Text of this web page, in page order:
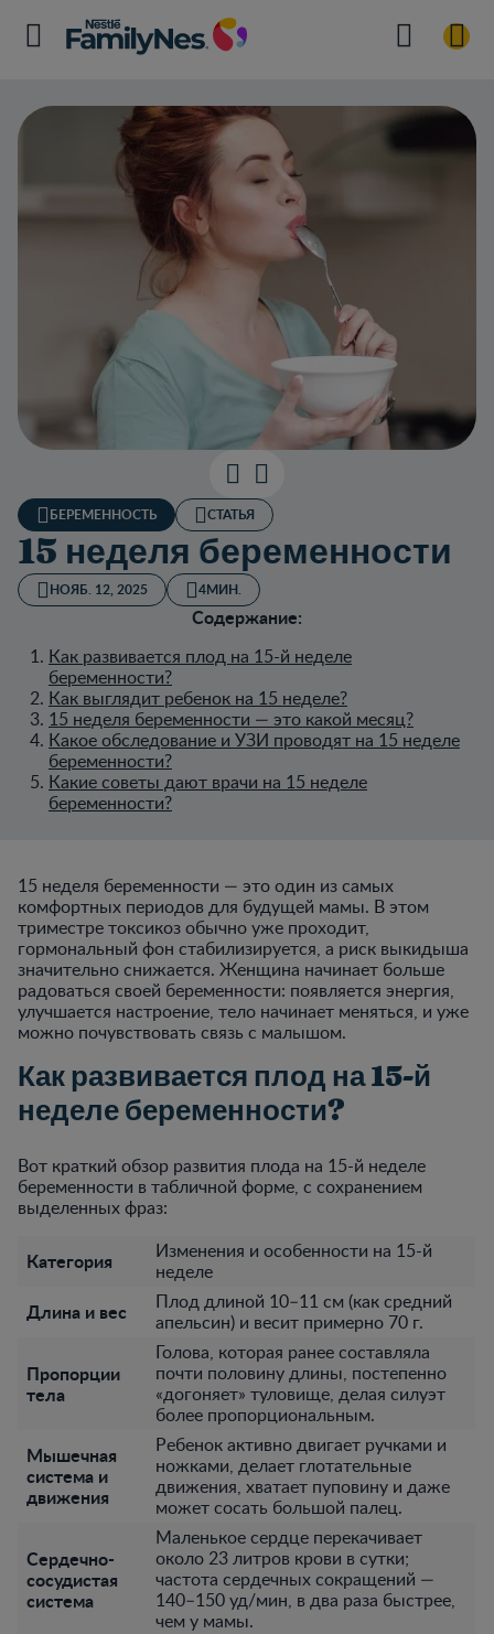
БЕРЕМЕННОСТЬ СТАТЬЯ
15 неделя беременности
НОЯБ. 12, 2025 4МИН.
Содержание:
Как развивается плод на 15-й неделе
беременности?
Как выглядит ребенок на 15 неделе?
15 неделя беременности — это какой месяц?
Какое обследование и УЗИ проводят на 15 неделе
беременности?
Какие советы дают врачи на 15 неделе
беременности?
15 неделя беременности — это один из самых
комфортных периодов для будущей мамы. В этом
триместре токсикоз обычно уже проходит,
гормональный фон стабилизируется, а риск выкидыша
значительно снижается. Женщина начинает больше
радоваться своей беременности: появляется энергия,
улучшается настроение, тело начинает меняться, и уже
можно почувствовать связь с малышом.
Как развивается плод на 15-й
неделе беременности?
Вот краткий обзор развития плода на 15-й неделе
беременности в табличной форме, с сохранением
выделенных фраз:
Категория
Изменения и особенности на 15-й
неделе
Длина и вес
Плод длиной 10–11 см (как средний
апельсин) и весит примерно 70 г.
Пропорции
тела
Голова, которая ранее составляла
почти половину длины, постепенно
«догоняет» туловище, делая силуэт
более пропорциональным.
Мышечная
система и
движения
Ребенок активно двигает ручками и
ножками, делает глотательные
движения, хватает пуповину и даже
может сосать большой палец.
Сердечно-
сосудистая
система
Маленькое сердце перекачивает
около 23 литров крови в сутки;
частота сердечных сокращений —
140–150 уд/мин, в два раза быстрее,
чем у мамы.